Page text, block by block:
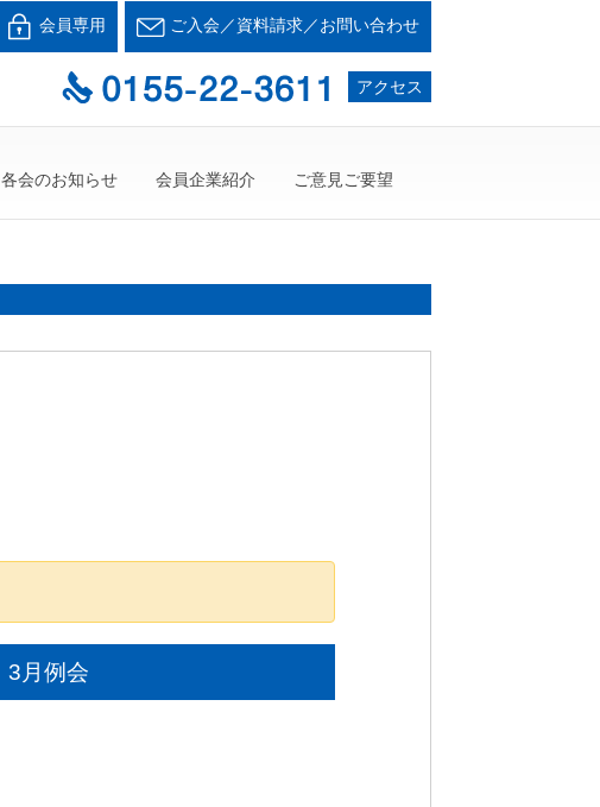
会とかち支部
目指して・・・人が輝く21世紀を創ろう！
会員専用 ご入会／資料請求／お問い合わせ
アクセス
各会のお知らせ 会員企業紹介 ご意見ご要望
3月例会